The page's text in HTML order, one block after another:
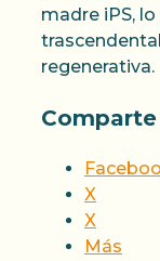
madre iPS,
regenerativa.
X
X
Más